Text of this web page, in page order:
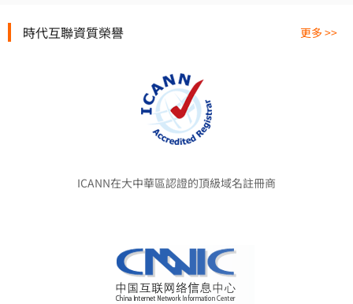
時代互聯資質榮譽 更多 >>
ICANN在大中華區認證的頂級域名註冊商